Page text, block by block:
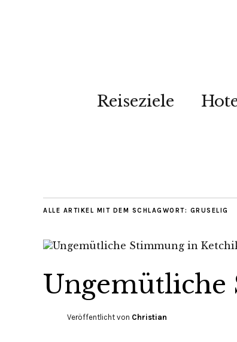
Reiseziele
ALLE ARTIKEL MIT DEM SCHLAGWORT: GRUSELIG
Ungemütliche
Veröffentlicht von Christian